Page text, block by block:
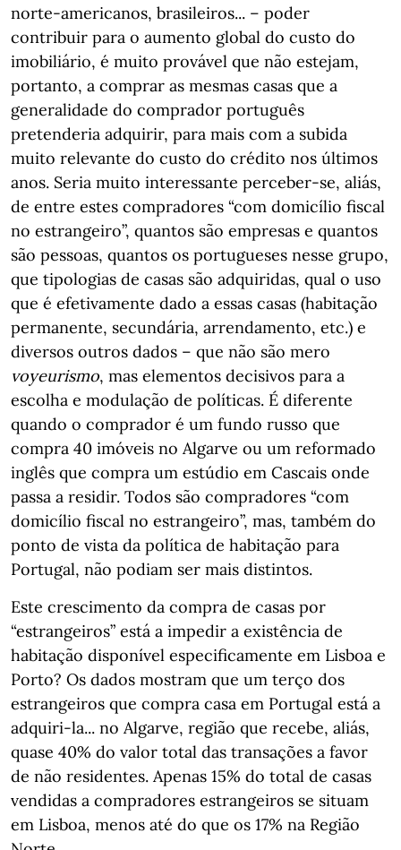
norte-americanos, brasileiros... – poder
contribuir para o aumento global do custo do
imobiliário, é muito provável que não estejam,
portanto, a comprar as mesmas casas que a
generalidade do comprador português
pretenderia adquirir, para mais com a subida
muito relevante do custo do crédito nos últimos
anos. Seria muito interessante perceber-se, aliás,
de entre estes compradores “com domicílio fiscal
no estrangeiro”, quantos são empresas e quantos
são pessoas, quantos os portugueses nesse grupo,
que tipologias de casas são adquiridas, qual o uso
que é efetivamente dado a essas casas (habitação
permanente, secundária, arrendamento, etc.) e
diversos outros dados – que não são mero
voyeurismo, mas elementos decisivos para a
escolha e modulação de políticas. É diferente
quando o comprador é um fundo russo que
compra 40 imóveis no Algarve ou um reformado
inglês que compra um estúdio em Cascais onde
passa a residir. Todos são compradores “com
domicílio fiscal no estrangeiro”, mas, também do
ponto de vista da política de habitação para
Portugal, não podiam ser mais distintos.
Este crescimento da compra de casas por
“estrangeiros” está a impedir a existência de
habitação disponível especificamente em Lisboa e
Porto? Os dados mostram que um terço dos
estrangeiros que compra casa em Portugal está a
adquiri-la... no Algarve, região que recebe, aliás,
quase 40% do valor total das transações a favor
de não residentes. Apenas 15% do total de casas
vendidas a compradores estrangeiros se situam
em Lisboa, menos até do que os 17% na Região